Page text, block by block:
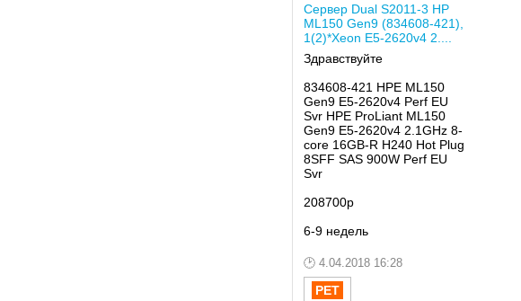
Сервер Dual S2011-3 HP
ML150 Gen9 (834608-421),
1(2)*Xeon E5-2620v4 2....
Здравствуйте
834608-421 HPE ML150
Gen9 E5-2620v4 Perf EU
Svr HPE ProLiant ML150
Gen9 E5-2620v4 2.1GHz 8-
core 16GB-R H240 Hot Plug
8SFF SAS 900W Perf EU
Svr
208700р
6-9 недель
4.04.2018 16:28